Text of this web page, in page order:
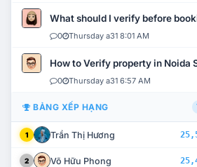
What should I verify before
0 Thursday a31 8:01 AM
How to Verify property in Noida
0 Thursday a31 6:57 AM
BẢNG XẾP HẠNG
1 Trần Thị Hương
2 Võ Hữu Phong